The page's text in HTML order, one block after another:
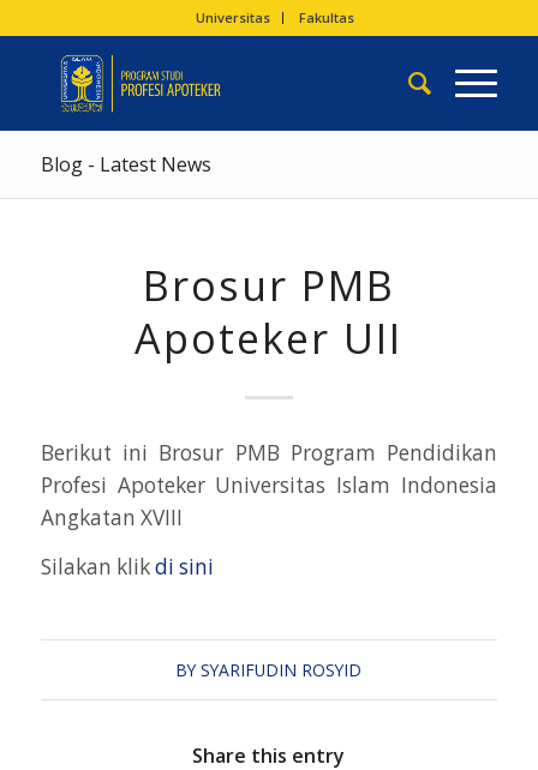
Universitas Fakultas
Blog - Latest News
Brosur PMB
Apoteker UII
Berikut ini Brosur PMB Program Pendidikan
Profesi Apoteker Universitas Islam Indonesia
Angkatan XVIII
Silakan klikdi sini
BYSYARIFUDIN ROSYID
Share this entry